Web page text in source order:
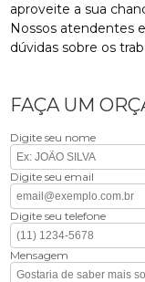
aproveite a sua
Nossos atendentes
dúvidas sobre os
FAÇA UM
Digite seu nome
Digite seu email
Digite seu telefone
Mensagem